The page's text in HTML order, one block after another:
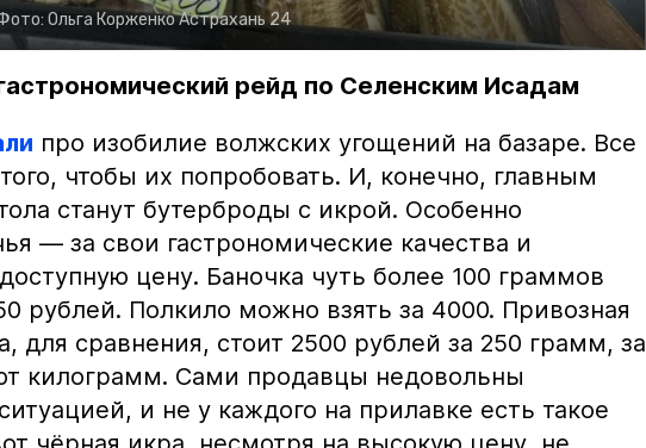
Ольга КорженкоАстрахань 24
рейд по Селенским Исадам
про изобилие волжских угощений на базаре. Все
чтобы их попробовать. И, конечно, главным
станут бутерброды с икрой. Особенно
— за свои гастрономические качества и
цену. Баночка чуть более 100 граммов
рублей. Полкило можно взять за 4000. Привозная
для сравнения, стоит 2500 рублей за 250 грамм, за
килограмм. Сами продавцы недовольны
и не у каждого на прилавке есть такое